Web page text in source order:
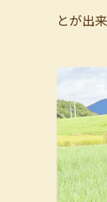
とが出